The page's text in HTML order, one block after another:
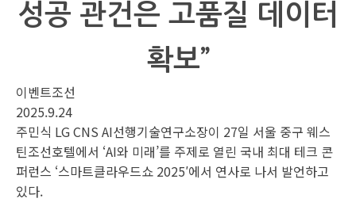
성공 관건은 고품질 데이터
확보”
이벤트조선
2025.9.24
주민식 LG CNS AI선행기술연구소장이 27일 서울 중구 웨스
틴조선호텔에서 ‘AI와 미래’를 주제로 열린 국내 최대 테크 콘
퍼런스 ‘스마트클라우드쇼 2025′에서 연사로 나서 발언하고
있다.